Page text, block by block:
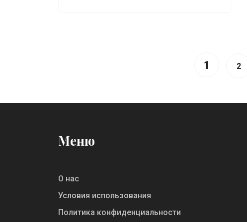
1 2
Меню
О нас
Условия использования
Политика конфиденциальности